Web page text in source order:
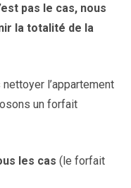
pas le cas, nous
la totalité de la
l’appartement
un forfait
les cas (le forfait